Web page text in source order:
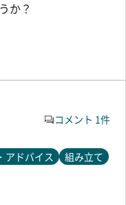
か？
コメント 1件
アドバイス 組み立て